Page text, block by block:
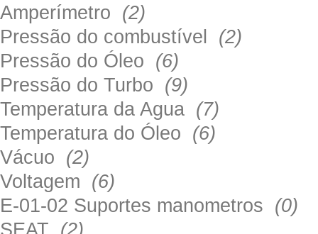
Amperímetro (2)
Pressão do combustível (2)
Pressão do Óleo (6)
Pressão do Turbo (9)
Temperatura da Agua (7)
Temperatura do Óleo (6)
Vácuo (2)
Voltagem (6)
E-01-02 Suportes manometros (0)
SEAT (2)